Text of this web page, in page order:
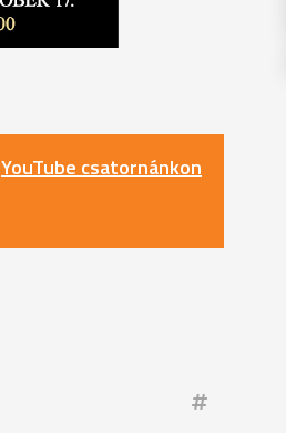
YouTube csatornánkon